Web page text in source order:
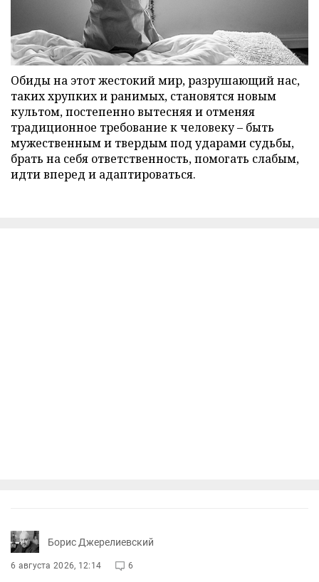
Обиды на этот жестокий мир, разрушающий нас,
таких хрупких и ранимых, становятся новым
культом, постепенно вытесняя и отменяя
традиционное требование к человеку – быть
мужественным и твердым под ударами судьбы,
брать на себя ответственность, помогать слабым,
идти вперед и адаптироваться.
Борис Джерелиевский
6 августа 2026, 12:14 6